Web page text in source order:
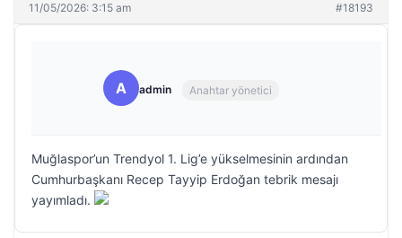
11/05/2026: 3:15 am #18193
A admin Anahtar yönetici
Muğlaspor’un Trendyol 1. Lig’e yükselmesinin ardından
Cumhurbaşkanı Recep Tayyip Erdoğan tebrik mesajı
yayımladı.